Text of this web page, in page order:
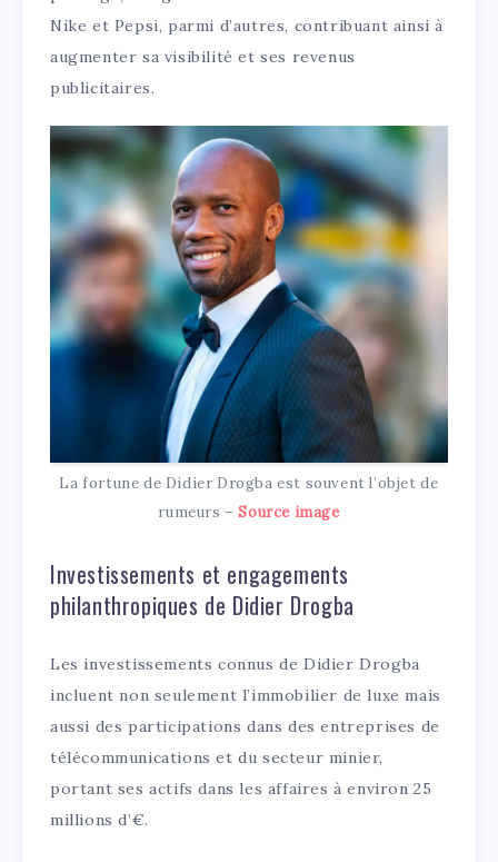
Nike et Pepsi, parmi d’autres, contribuant ainsi à
augmenter sa visibilité et ses revenus
publicitaires.
La fortune de Didier Drogba est souvent l’objet de
rumeurs –Source image
Investissements et engagements
philanthropiques de Didier Drogba
Les investissements connus de Didier Drogba
incluent non seulement l’immobilier de luxe mais
aussi des participations dans des entreprises de
télécommunications et du secteur minier,
portant ses actifs dans les affaires à environ 25
millions d’€.